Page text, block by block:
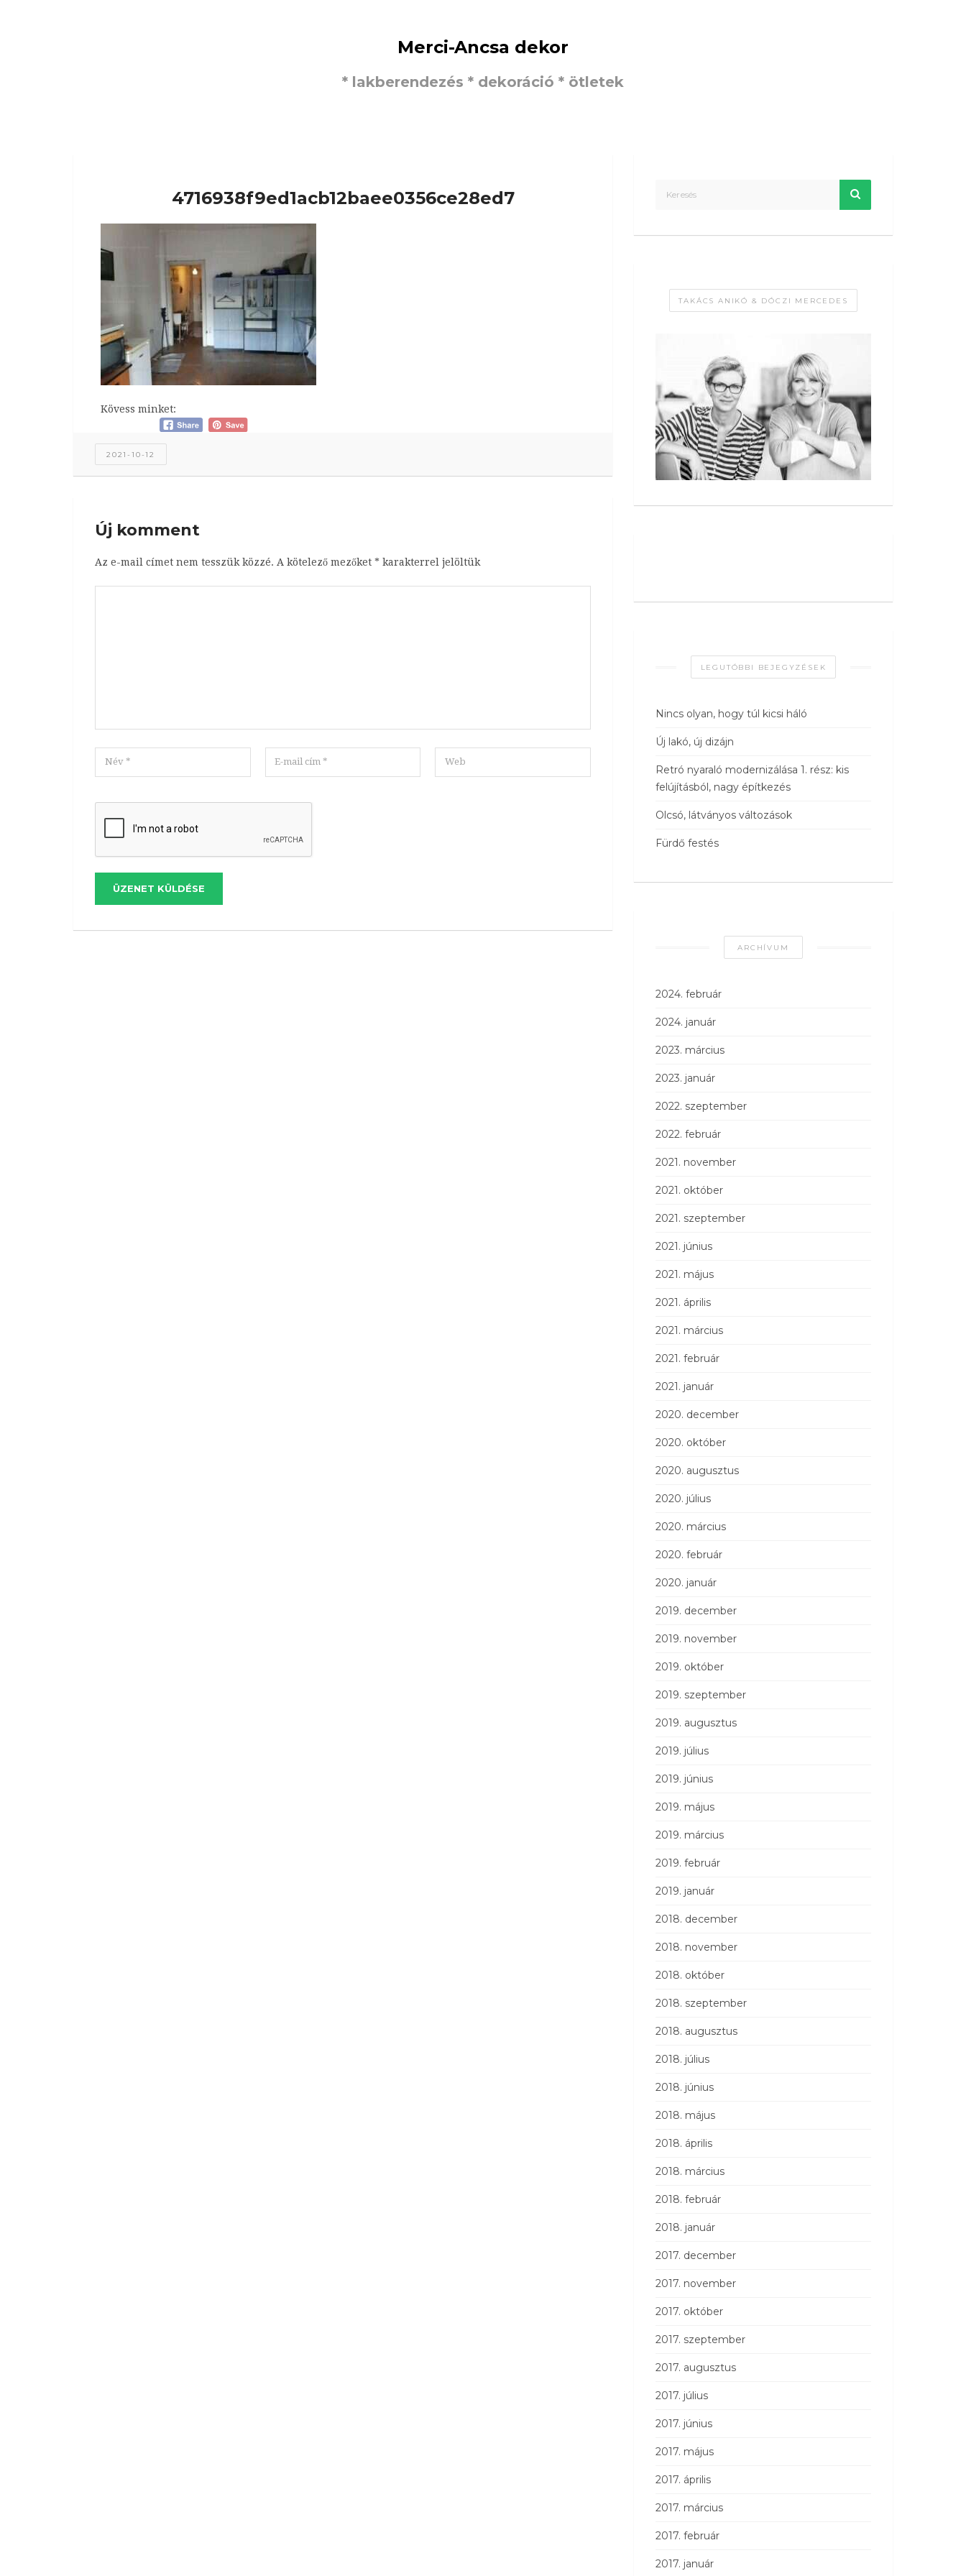
Merci-Ancsa dekor
* lakberendezés * dekoráció * ötletek
4716938f9ed1acb12baee0356ce28ed7
Kövess minket:
2021-10-12
Új komment
Az e-mail címet nem tesszük közzé. A kötelező mezőket * karakterrel jelöltük
ÜZENET KÜLDÉSE
TAKÁCS ANIKÓ & DÓCZI MERCEDES
LEGUTÓBBI BEJEGYZÉSEK
Nincs olyan, hogy túl kicsi háló
Új lakó, új dizájn
Retró nyaraló modernizálása 1. rész: kis
felújításból, nagy építkezés
Olcsó, látványos változások
Fürdő festés
ARCHÍVUM
2024. február
2024. január
2023. március
2023. január
2022. szeptember
2022. február
2021. november
2021. október
2021. szeptember
2021. június
2021. május
2021. április
2021. március
2021. február
2021. január
2020. december
2020. október
2020. augusztus
2020. július
2020. március
2020. február
2020. január
2019. december
2019. november
2019. október
2019. szeptember
2019. augusztus
2019. július
2019. június
2019. május
2019. március
2019. február
2019. január
2018. december
2018. november
2018. október
2018. szeptember
2018. augusztus
2018. július
2018. június
2018. május
2018. április
2018. március
2018. február
2018. január
2017. december
2017. november
2017. október
2017. szeptember
2017. augusztus
2017. július
2017. június
2017. május
2017. április
2017. március
2017. február
2017. január